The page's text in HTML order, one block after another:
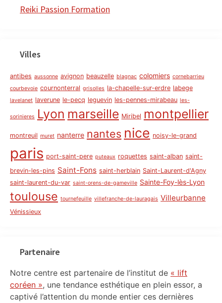
Reiki Passion Formation
Villes
antibes aussonne avignon beauzelle blagnac colomiers cornebarrieu
courbevoie cournonterral grisolles la-chapelle-sur-erdre labege
lavelanet laverune le-pecq leguevin les-pennes-mirabeau les-
sorinieres Lyon marseille Miribel montpellier
montreuil muret nanterre nantes nice noisy-le-grand
paris port-saint-pere puteaux roquettes saint-alban saint-
brevin-les-pins Saint-Fons saint-herblain Saint-Laurent-d'Agny
saint-laurent-du-var saint-orens-de-gameville Sainte-Foy-lès-Lyon
toulouse tournefeuille villefranche-de-lauragais Villeurbanne
Vénissieux
Partenaire
Notre centre est partenaire de l’institut de « lift
coréen », une tendance esthétique en plein essor, a
captivé l’attention du monde entier ces dernières